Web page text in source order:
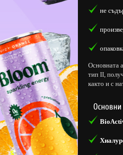
не
Основната
тип II,
както и с
Основни